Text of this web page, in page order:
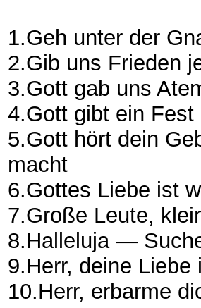
1.Geh unter der
2.Gib uns Frieden
3.Gott gab uns
4.Gott gibt ein Fest
5.Gott hört dein
macht
6.Gottes Liebe ist
7.Große Leute,
8.Halleluja —
9.Herr, deine
10.Herr, erbarme